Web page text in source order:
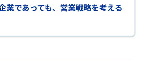
業であっても、営業戦略を考える